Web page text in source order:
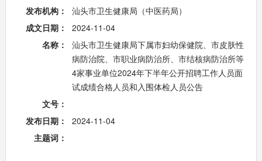
发布机构：
汕头市卫生健康局（中医药局）
成文日期：
2024-11-04
名称：
汕头市卫生健康局下属市妇幼保健院、市皮肤性
病防治院、市职业病防治所、市结核病防治所等
4家事业单位2024年下半年公开招聘工作人员面
试成绩合格人员和入围体检人员公告
文号：
发布日期：
2024-11-04
主题词：